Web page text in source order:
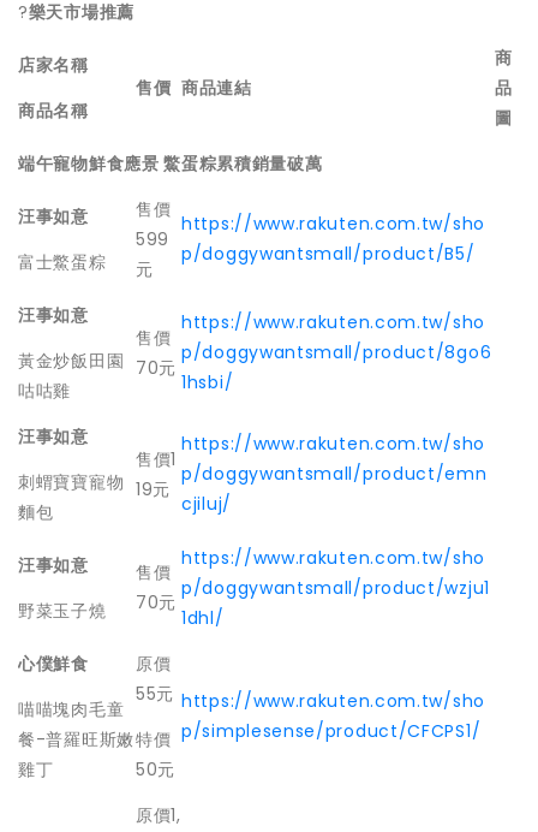
?樂天市場推薦
店家名稱
商品名稱
售價 商品連結
商
品
圖
端午寵物鮮食應景 鱉蛋粽累積銷量破萬
汪事如意
富士鱉蛋粽
售價
599
元
https://www.rakuten.com.tw/sho
p/doggywantsmall/product/B5/
汪事如意
黃金炒飯田園
咕咕雞
售價
70元
https://www.rakuten.com.tw/sho
p/doggywantsmall/product/8go6
1hsbi/
汪事如意
刺蝟寶寶寵物
麵包
售價1
19元
https://www.rakuten.com.tw/sho
p/doggywantsmall/product/emn
cjiluj/
汪事如意
野菜玉子燒
售價
70元
https://www.rakuten.com.tw/sho
p/doggywantsmall/product/wzju1
1dhl/
心僕鮮食
喵喵塊肉毛童
餐-普羅旺斯嫩
雞丁
原價
55元
特價
50元
https://www.rakuten.com.tw/sho
p/simplesense/product/CFCPS1/
原價1,